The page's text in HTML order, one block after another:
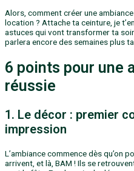
Alors, comment créer une
location ? Attache ta ceinture, je
astuces qui vont transformer ta
parlera encore des semaines plus
6 points pour une
réussie
1. Le décor : premier
impression
L’ambiance commence dès qu’on
arrivent, et là, BAM ! Ils se